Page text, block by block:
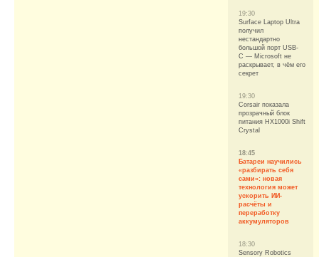
19:30
Surface Laptop Ultra
получил
нестандартно
большой порт USB-
C — Microsoft не
раскрывает, в чём его
секрет
19:30
Corsair показала
прозрачный блок
питания HX1000i Shift
Crystal
18:45
Батареи научились
«разбирать себя
сами»: новая
технология может
ускорить ИИ-
расчёты и
переработку
аккумуляторов
18:30
Sensory Robotics